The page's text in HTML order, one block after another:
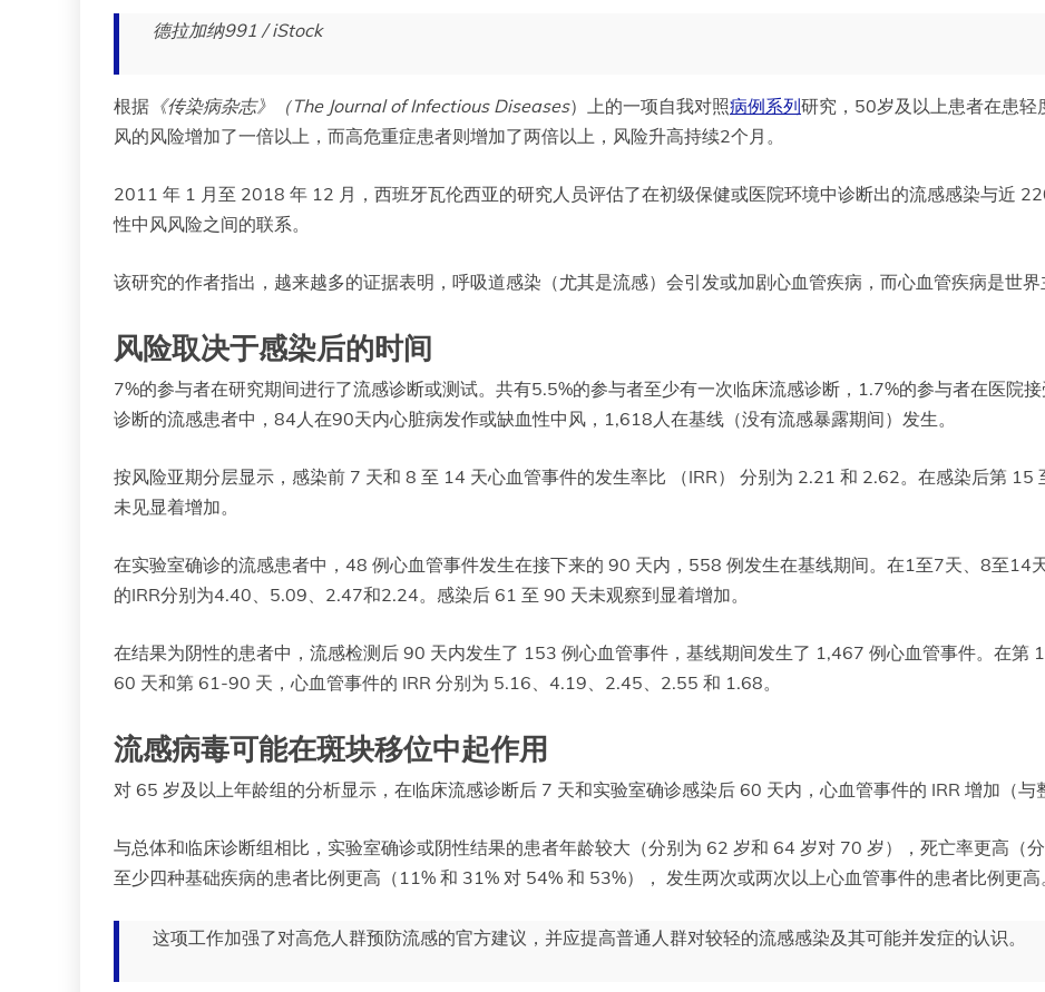
德拉加纳991 / iStock
根据 《传染病杂志》（The Journal of Infectious Diseases）上的一项自我对照病例系列研究，50岁及以上患者在患轻
风的风险增加了一倍以上，而高危重症患者则增加了两倍以上，风险升高持续2个月。
2011 年 1 月至 2018 年 12 月，西班牙瓦伦西亚的研究人员评估了在初级保健或医院环境中诊断出的流感感染与近
性中风风险之间的联系。
该研究的作者指出，越来越多的证据表明，呼吸道感染（尤其是流感）会引发或加剧心血管疾病，而心血管疾病是世界
风险取决于感染后的时间
7%的参与者在研究期间进行了流感诊断或测试。共有5.5%的参与者至少有一次临床流感诊断，1.7%的参与者在医院
诊断的流感患者中，84人在90天内心脏病发作或缺血性中风，1,618人在基线（没有流感暴露期间）发生。
按风险亚期分层显示，感染前 7 天和 8 至 14 天心血管事件的发生率比 （IRR） 分别为 2.21 和 2.62。在感染后第
未见显着增加。
在实验室确诊的流感患者中，48 例心血管事件发生在接下来的 90 天内，558 例发生在基线期间。在1至7天、8至
的IRR分别为4.40、5.09、2.47和2.24。感染后 61 至 90 天未观察到显着增加。
在结果为阴性的患者中，流感检测后 90 天内发生了 153 例心血管事件，基线期间发生了 1,467 例心血管事件。在
60 天和第 61-90 天，心血管事件的 IRR 分别为 5.16、4.19、2.45、2.55 和 1.68。
流感病毒可能在斑块移位中起作用
对 65 岁及以上年龄组的分析显示，在临床流感诊断后 7 天和实验室确诊感染后 60 天内，心血管事件的 IRR 增加（与
与总体和临床诊断组相比，实验室确诊或阴性结果的患者年龄较大（分别为 62 岁和 64 岁对 70 岁），死亡率更高（
至少四种基础疾病的患者比例更高（11% 和 31% 对 54% 和 53%）， 发生两次或两次以上心血管事件的患者比例更高
这项工作加强了对高危人群预防流感的官方建议，并应提高普通人群对较轻的流感感染及其可能并发症的认识。